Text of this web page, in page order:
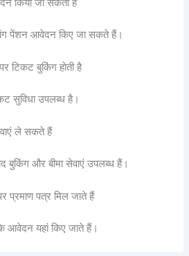
किया जा सकता है
पेंशन आवेदन किए जा सकते हैं।
टिकट बुकिंग होती है
सुविधा उपलब्ध है।
ले सकते हैं
बुकिंग और बीमा सेवाएं उपलब्ध हैं।
प्रमाण पत्र मिल जाते हैं
आवेदन यहां किए जाते हैं।